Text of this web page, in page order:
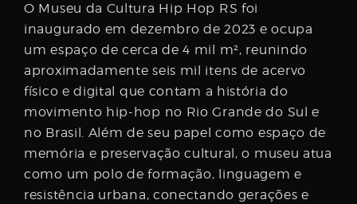
O Museu da Cultura Hip Hop RS foi
inaugurado em dezembro de 2023 e ocupa
um espaço de cerca de 4 mil m², reunindo
aproximadamente seis mil itens de acervo
físico e digital que contam a história do
movimento hip-hop no Rio Grande do Sul e
no Brasil. Além de seu papel como espaço de
memória e preservação cultural, o museu atua
como um polo de formação, linguagem e
resistência urbana, conectando gerações e